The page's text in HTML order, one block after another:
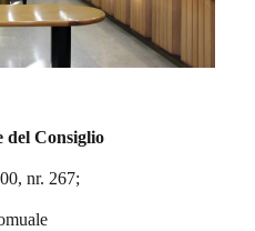
del Consiglio
nr. 267;